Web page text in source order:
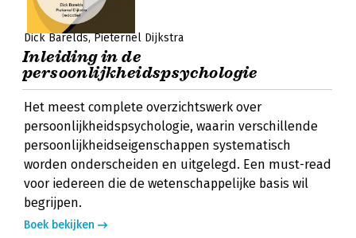
Dick Barelds Pieternel Dijkstra
Inleiding in de
persoonlijkheidspsychologie
Het meest complete overzichtswerk over
persoonlijkheidspsychologie, waarin verschillende
persoonlijkheidseigenschappen systematisch
worden onderscheiden en uitgelegd. Een must-read
voor iedereen die de wetenschappelijke basis wil
begrijpen.
Boek bekijken